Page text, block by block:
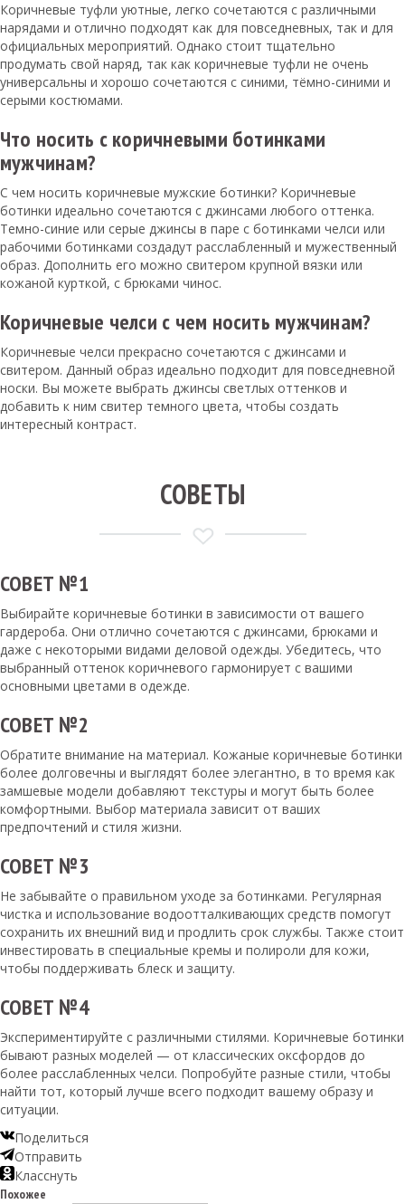
Коричневые туфли уютные, легко сочетаются с различными
нарядами и отлично подходят как для повседневных, так и для
официальных мероприятий. Однако стоит тщательно
продумать свой наряд, так как коричневые туфли не очень
универсальны и хорошо сочетаются с синими, тёмно-синими и
серыми костюмами.
Что носить с коричневыми ботинками
мужчинам?
С чем носить коричневые мужские ботинки? Коричневые
ботинки идеально сочетаются с джинсами любого оттенка.
Темно-синие или серые джинсы в паре с ботинками челси или
рабочими ботинками создадут расслабленный и мужественный
образ. Дополнить его можно свитером крупной вязки или
кожаной курткой, с брюками чинос.
Коричневые челси с чем носить мужчинам?
Коричневые челси прекрасно сочетаются с джинсами и
свитером. Данный образ идеально подходит для повседневной
носки. Вы можете выбрать джинсы светлых оттенков и
добавить к ним свитер темного цвета, чтобы создать
интересный контраст.
СОВЕТЫ
СОВЕТ №1
Выбирайте коричневые ботинки в зависимости от вашего
гардероба. Они отлично сочетаются с джинсами, брюками и
даже с некоторыми видами деловой одежды. Убедитесь, что
выбранный оттенок коричневого гармонирует с вашими
основными цветами в одежде.
СОВЕТ №2
Обратите внимание на материал. Кожаные коричневые ботинки
более долговечны и выглядят более элегантно, в то время как
замшевые модели добавляют текстуры и могут быть более
комфортными. Выбор материала зависит от ваших
предпочтений и стиля жизни.
СОВЕТ №3
Не забывайте о правильном уходе за ботинками. Регулярная
чистка и использование водоотталкивающих средств помогут
сохранить их внешний вид и продлить срок службы. Также стоит
инвестировать в специальные кремы и полироли для кожи,
чтобы поддерживать блеск и защиту.
СОВЕТ №4
Экспериментируйте с различными стилями. Коричневые ботинки
бывают разных моделей — от классических оксфордов до
более расслабленных челси. Попробуйте разные стили, чтобы
найти тот, который лучше всего подходит вашему образу и
ситуации.
Поделиться
Отправить
Класснуть
Похожее